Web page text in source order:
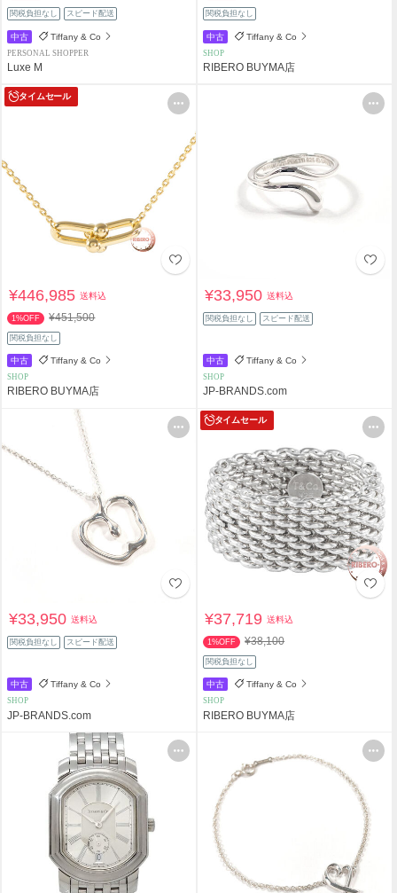
関税負担なし スピード配送
中古 Tiffany & Co
PERSONAL SHOPPER
Luxe M
関税負担なし
中古 Tiffany & Co
SHOP
RIBERO BUYMA店
タイムセール
¥446,985送料込
1%OFF ¥451,500
関税負担なし
中古 Tiffany & Co
SHOP
RIBERO BUYMA店
¥33,950送料込
関税負担なし スピード配送
中古 Tiffany & Co
SHOP
JP-BRANDS.com
¥33,950送料込
関税負担なし スピード配送
中古 Tiffany & Co
SHOP
JP-BRANDS.com
タイムセール
¥37,719送料込
1%OFF ¥38,100
関税負担なし
中古 Tiffany & Co
SHOP
RIBERO BUYMA店